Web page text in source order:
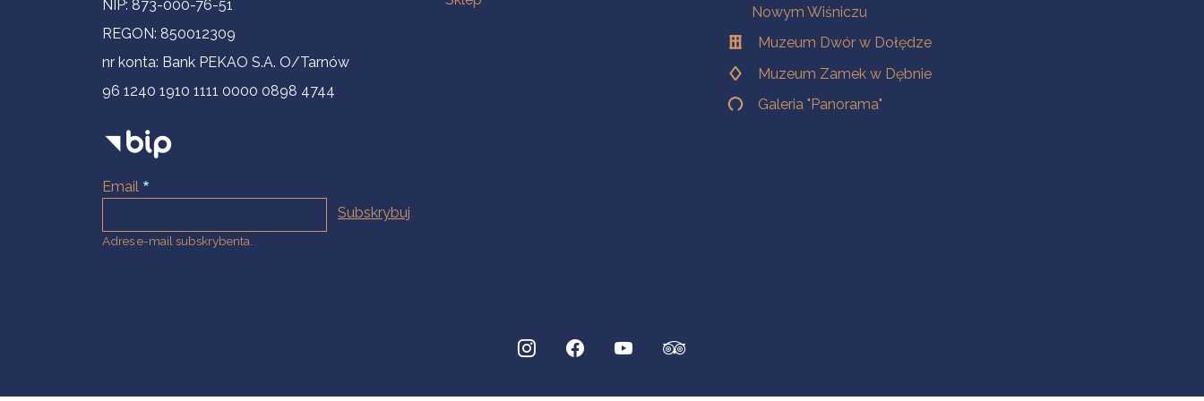
NIP: 873-000-76-51
REGON: 850012309
nr konta: Bank PEKAO S.A. O/Tarnów
96 1240 1910 1111 0000 0898 4744
Email
Adres e-mail subskrybenta.
Nowym Wiśniczu
Muzeum Dwór w Dołędze
Muzeum Zamek w Dębnie
Galeria "Panorama"